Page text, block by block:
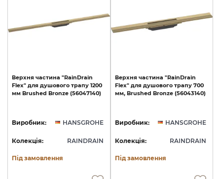
Верхня частина "RainDrain
Flex" для душового трапу 1200
мм Brushed Bronze (56047140)
Виробник: HANSGROHE
Колекція: RAINDRAIN
Під замовлення
Верхня частина "RainDrain
Flex" для душового трапу 700
мм, Brushed Bronze (56043140)
Виробник: HANSGROHE
Колекція: RAINDRAIN
Під замовлення